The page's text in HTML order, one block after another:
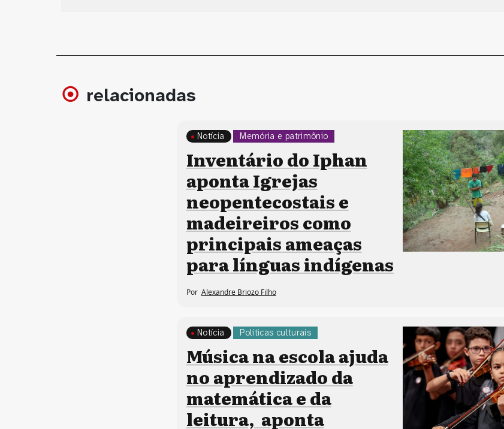
relacionadas
Memória e patrimônio
Notícia
Inventário do Iphan
aponta Igrejas
neopentecostais e
madeireiros como
principais ameaças
para línguas indígenas
Por Alexandre Briozo Filho
Notícia Políticas culturais
Música na escola ajuda
no aprendizado da
matemática e da
leitura, aponta